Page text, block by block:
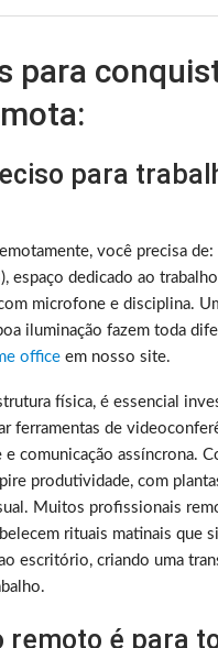
para
para
você precisa
espaço dedicado ao
microfone e disciplina.
iluminação fazem toda
office em nosso site.
física, é essencial
ferramentas de
comunicação assíncrona.
produtividade, com
Muitos profissionais
rituais matinais que
escritório, criando uma
remoto é para